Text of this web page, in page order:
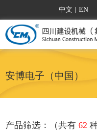
中文 EN
安博电子（中国）
产品筛选：（共有62